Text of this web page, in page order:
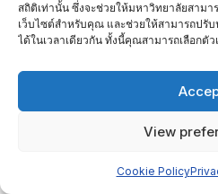
สถิติเท่านั้น ซึ่งจะช่วยให้มหาวิทยาลัยสาม
เว็บไซต์สำหรับคุณ และช่วยให้สามารถปรั
ได้ในเวลาเดียวกัน ทั้งนี้คุณสามารถเลือกตั
View
Cookie Policy
นโยบายและแผน
การจัดการความรู้ (KM)
นโยบายและยุทธศาสตร์ คณะวิ